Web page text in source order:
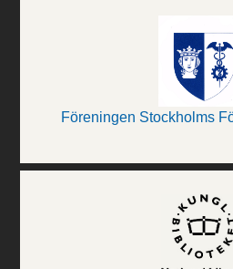
Föreningen Stockholms